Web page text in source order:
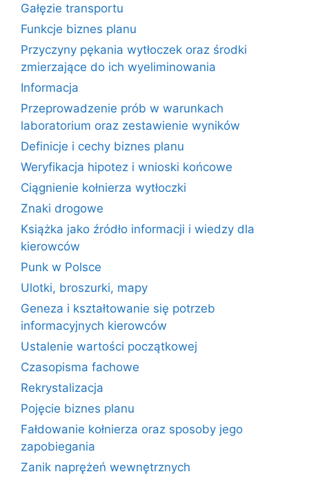
Gałęzie transportu
Funkcje biznes planu
Przyczyny pękania wytłoczek oraz środki
zmierzające do ich wyeliminowania
Informacja
Przeprowadzenie prób w warunkach
laboratorium oraz zestawienie wyników
Definicje i cechy biznes planu
Weryfikacja hipotez i wnioski końcowe
Ciągnienie kołnierza wytłoczki
Znaki drogowe
Książka jako źródło informacji i wiedzy dla
kierowców
Punk w Polsce
Ulotki, broszurki, mapy
Geneza i kształtowanie się potrzeb
informacyjnych kierowców
Ustalenie wartości początkowej
Czasopisma fachowe
Rekrystalizacja
Pojęcie biznes planu
Fałdowanie kołnierza oraz sposoby jego
zapobiegania
Zanik naprężeń wewnętrznych